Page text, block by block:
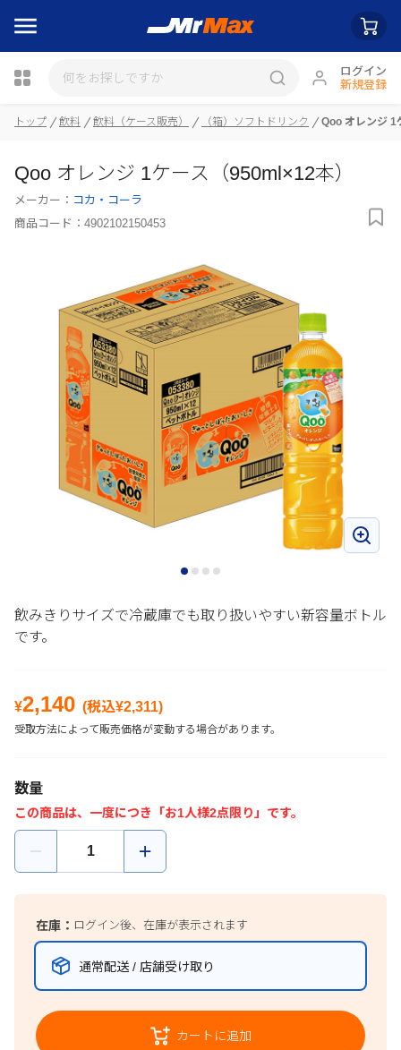
ログイン
新規登録
トップ 飲料 飲料（ケース販売） （箱）ソフトドリンク Qoo オレンジ 1
Qoo オレンジ 1ケース（950ml×12本）
メーカー： コカ・コーラ
商品コード： 4902102150453
飲みきりサイズで冷蔵庫でも取り扱いやすい新容量ボトル
です。
¥2,140 (税込¥2,311)
受取方法によって販売価格が変動する場合があります。
数量
この商品は、一度につき「お1人様2点限り」です。
在庫： ログイン後、在庫が表示されます
通常配送 / 店舗受け取り
カートに追加